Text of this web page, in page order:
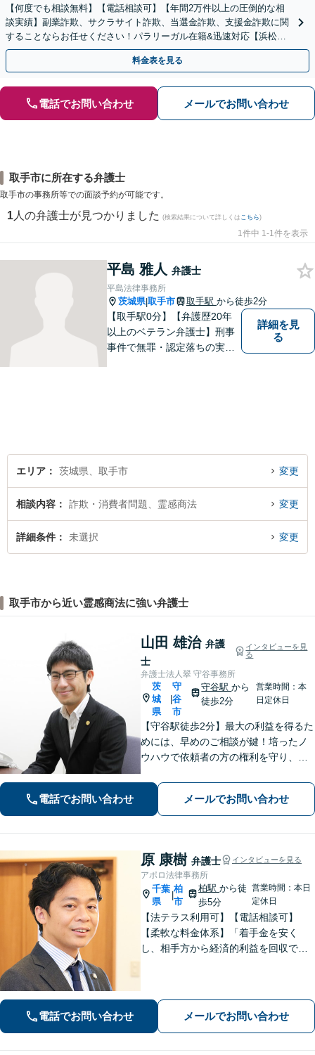
【何度でも相談無料】【電話相談可】【年間2万件以上の圧倒的な相
談実績】副業詐欺、サクラサイト詐欺、当選金詐欺、支援金詐欺に関
することならお任せください！パラリーガル在籍&迅速対応【浜松町
駅1分】※結婚詐欺・ロマンス詐欺に関するご相談はお断り
料金表を見る
電話でお問い合わせ メールでお問い合わせ
取手市に所在する弁護士
取手市の事務所等での面談予約が可能です。
1 人の弁護士が見つかりました (検索結果について詳しくは こちら)
1件中 1-1件を表示
平島 雅人 弁護士
平島法律事務所
茨城県|取手市 取手駅 から徒歩2分
【取手駅0分】【弁護歴20年
以上のベテラン弁護士】刑事
事件で無罪・認定落ちの実績
詳細を見
る
エリア 茨城県、取手市 変更
相談内容 詐欺・消費者問題、霊感商法 変更
詳細条件 未選択 変更
取手市から近い霊感商法に強い弁護士
山田 雄治 弁護
士
インタビューを見
る
弁護士法人翠 守谷事務所
茨
城
県
守
谷
市
守谷駅から
徒歩2分
営業時間：本
日定休日
【守谷駅徒歩2分】最大の利益を得るた
めには、早めのご相談が鍵！培ったノ
ウハウで依頼者の方の権利を守り、最
す。借金、遺言相続、離婚、企業法務
その他どんな相談でも受け付けます。
電話でお問い合わせ メールでお問い合わせ
原 康樹 弁護士 インタビューを見る
アポロ法律事務所
千葉
県
|
柏
市
柏駅から徒
歩5分
営業時間：本日
定休日
【法テラス利用可】【電話相談可】
【柔軟な料金体系】「着手金を安く
し、相手方から経済的利益を回収でき
通事故 など【柏駅5分】
電話でお問い合わせ メールでお問い合わせ